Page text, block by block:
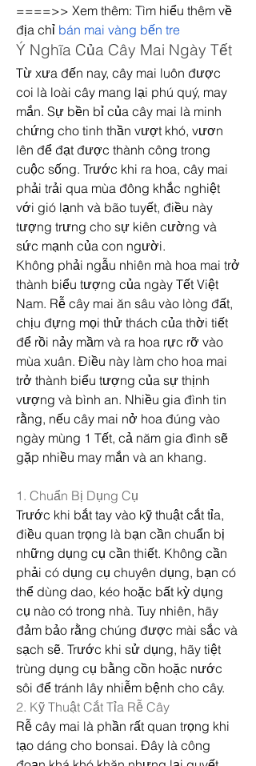
====>> Xem thêm: Tìm hiểu thêm về
địa chỉ bán mai vàng bến tre
Ý Nghĩa Của Cây Mai Ngày Tết
Từ xưa đến nay, cây mai luôn được
coi là loài cây mang lại phú quý, may
mắn. Sự bền bỉ của cây mai là minh
chứng cho tinh thần vượt khó, vươn
lên để đạt được thành công trong
cuộc sống. Trước khi ra hoa, cây mai
phải trải qua mùa đông khắc nghiệt
với gió lạnh và bão tuyết, điều này
tượng trưng cho sự kiên cường và
sức mạnh của con người.
Không phải ngẫu nhiên mà hoa mai trở
thành biểu tượng của ngày Tết Việt
Nam. Rễ cây mai ăn sâu vào lòng đất,
chịu đựng mọi thử thách của thời tiết
để rồi nảy mầm và ra hoa rực rỡ vào
mùa xuân. Điều này làm cho hoa mai
trở thành biểu tượng của sự thịnh
vượng và bình an. Nhiều gia đình tin
rằng, nếu cây mai nở hoa đúng vào
ngày mùng 1 Tết, cả năm gia đình sẽ
gặp nhiều may mắn và an khang.
1. Chuẩn Bị Dụng Cụ
Trước khi bắt tay vào kỹ thuật cắt tỉa,
điều quan trọng là bạn cần chuẩn bị
những dụng cụ cần thiết. Không cần
phải có dụng cụ chuyên dụng, bạn có
thể dùng dao, kéo hoặc bất kỳ dụng
cụ nào có trong nhà. Tuy nhiên, hãy
đảm bảo rằng chúng được mài sắc và
sạch sẽ. Trước khi sử dụng, hãy tiệt
trùng dụng cụ bằng cồn hoặc nước
sôi để tránh lây nhiễm bệnh cho cây.
2. Kỹ Thuật Cắt Tỉa Rễ Cây
Rễ cây mai là phần rất quan trọng khi
tạo dáng cho bonsai. Đây là công